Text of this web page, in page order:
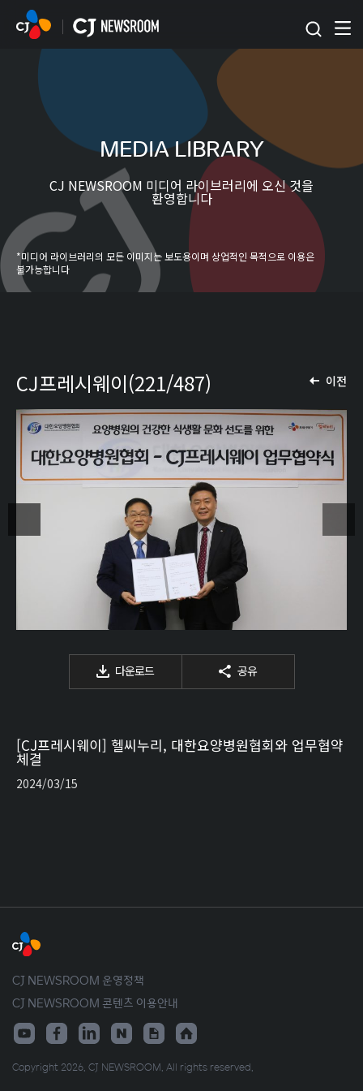
본문 바로가기
MEDIA LIBRARY
CJ NEWSROOM 미디어 라이브러리에 오신 것을
환영합니다
*미디어 라이브러리의 모든 이미지는 보도용이며 상업적인 목적으로 이용은
불가능합니다
이전
CJ프레시웨이(221/487)
다운로드 공유
[CJ프레시웨이] 헬씨누리, 대한요양병원협회와 업무협약
체결
2024/03/15
CJ NEWSROOM 운영정책
CJ NEWSROOM 콘텐츠 이용안내
Copyright 2026. CJ NEWSROOM. All rights reserved.